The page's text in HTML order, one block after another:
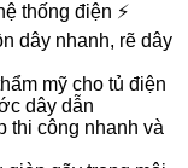
thống điện ⚡
dây nhanh, rẽ dây
mỹ cho tủ điện
dây dẫn
thi công nhanh và